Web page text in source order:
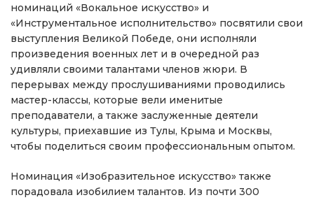
номинаций «Вокальное искусство» и
«Инструментальное исполнительство» посвятили свои
выступления Великой Победе, они исполняли
произведения военных лет и в очередной раз
удивляли своими талантами членов жюри. В
перерывах между прослушиваниями проводились
мастер-классы, которые вели именитые
преподаватели, а также заслуженные деятели
культуры, приехавшие из Тулы, Крыма и Москвы,
чтобы поделиться своим профессиональным опытом.
Номинация «Изобразительное искусство» также
порадовала изобилием талантов. Из почти 300